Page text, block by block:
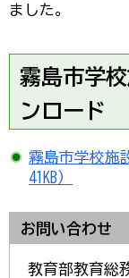
ました。
霧島市学
ンロード
霧島市学校施
41KB）
お問い合わせ
教育部教育総